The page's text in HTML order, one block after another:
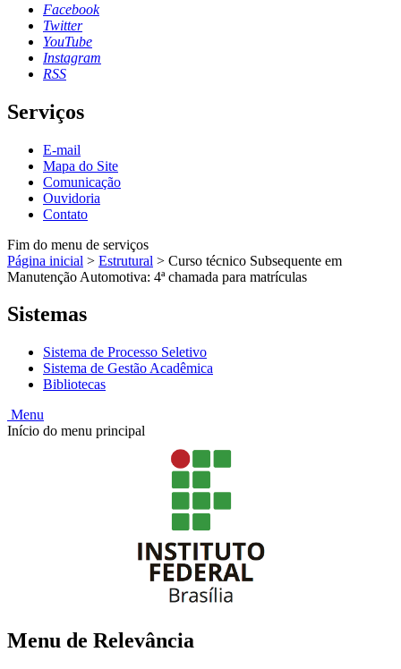
Facebook
Twitter
YouTube
Instagram
RSS
Serviços
E-mail
Mapa do Site
Comunicação
Ouvidoria
Contato
Fim do menu de serviços
Página inicial > Estrutural > Curso técnico Subsequente em
Manutenção Automotiva: 4ª chamada para matrículas
Sistemas
Sistema de Processo Seletivo
Sistema de Gestão Acadêmica
Bibliotecas
Menu
Início do menu principal
Menu de Relevância